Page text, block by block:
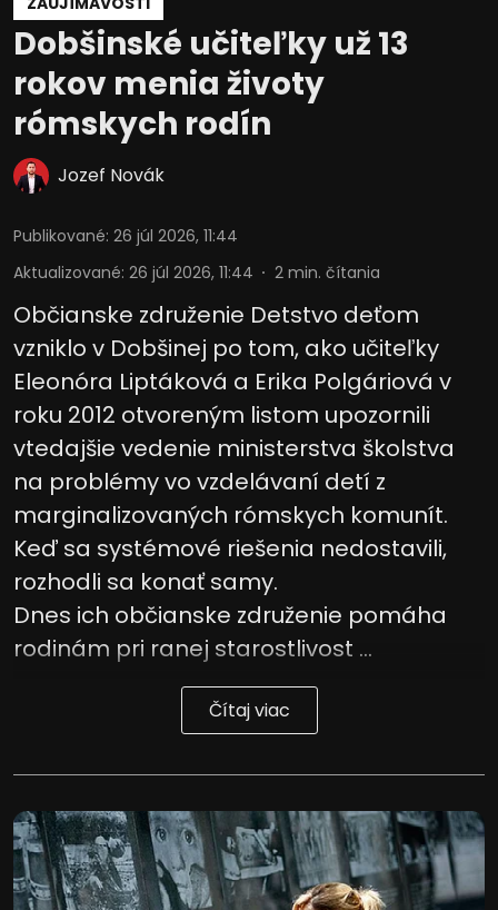
Dobšinské učiteľky už 13
rokov menia životy
rómskych rodín
Jozef Novák
Publikované: 26 júl 2026, 11:44
Aktualizované: 26 júl 2026, 11:44 2 min. čítania
Občianske združenie Detstvo deťom
vzniklo v Dobšinej po tom, ako učiteľky
Eleonóra Liptáková a Erika Polgáriová v
roku 2012 otvoreným listom upozornili
vtedajšie vedenie ministerstva školstva
na problémy vo vzdelávaní detí z
marginalizovaných rómskych komunít.
Keď sa systémové riešenia nedostavili,
rozhodli sa konať samy.
Dnes ich občianske združenie pomáha
rodinám pri ranej starostlivost ...
Čítaj viac